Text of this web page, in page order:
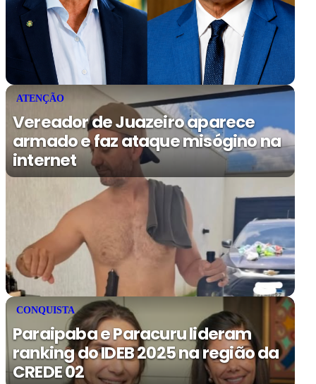
ATENÇÃO
Vereador de Juazeiro aparece
armado e faz ataque misógino na
internet
CONQUISTA
Paraipaba e Paracuru lideram
ranking do IDEB 2025 na região da
CREDE 02